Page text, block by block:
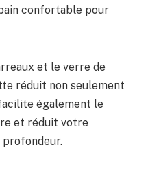
confortable pour
et le verre de
réduit non seulement
également le
et réduit votre
profondeur.